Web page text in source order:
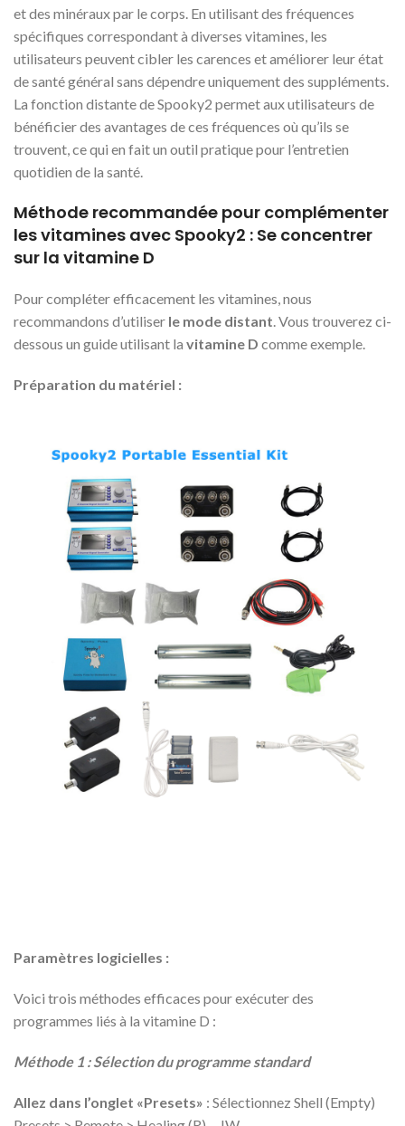
et des minéraux par le corps. En utilisant des fréquences
spécifiques correspondant à diverses vitamines, les
utilisateurs peuvent cibler les carences et améliorer leur état
de santé général sans dépendre uniquement des suppléments.
La fonction distante de Spooky2 permet aux utilisateurs de
bénéficier des avantages de ces fréquences où qu’ils se
trouvent, ce qui en fait un outil pratique pour l’entretien
quotidien de la santé.
Méthode recommandée pour complémenter
les vitamines avec Spooky2 : Se concentrer
sur la vitamine D
Pour compléter efficacement les vitamines, nous
recommandons d’utiliser le mode distant . Vous trouverez ci-
dessous un guide utilisant la vitamine D comme exemple.
Préparation du matériel :
Paramètres logicielles :
Voici trois méthodes efficaces pour exécuter des
programmes liés à la vitamine D :
Méthode 1 : Sélection du programme standard
Allez dans l’onglet «Presets» : Sélectionnez Shell (Empty)